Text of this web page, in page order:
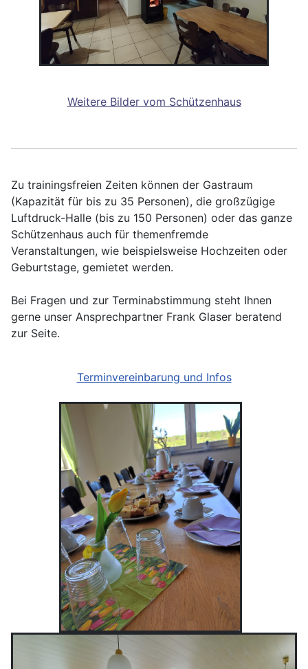
Weitere Bilder vom Schützenhaus
Zu trainingsfreien Zeiten können der Gastraum
(Kapazität für bis zu 35 Personen), die großzügige
Luftdruck-Halle (bis zu 150 Personen) oder das ganze
Schützenhaus auch für themenfremde
Veranstaltungen, wie beispielsweise Hochzeiten oder
Geburtstage, gemietet werden.
Bei Fragen und zur Terminabstimmung steht Ihnen
gerne unser Ansprechpartner Frank Glaser beratend
zur Seite.
Terminvereinbarung und Infos